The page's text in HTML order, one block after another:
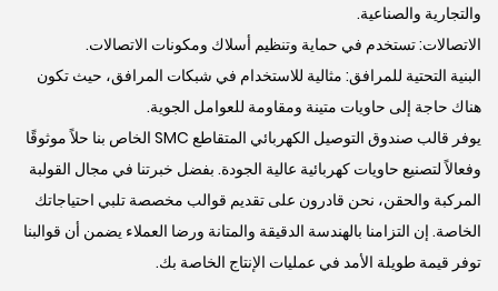
والتجارية والصناعية.
الاتصالات: تستخدم في حماية وتنظيم أسلاك ومكونات الاتصالات.
البنية التحتية للمرافق: مثالية للاستخدام في شبكات المرافق، حيث تكون
هناك حاجة إلى حاويات متينة ومقاومة للعوامل الجوية.
يوفر قالب صندوق التوصيل الكهربائي المتقاطع SMC الخاص بنا حلاً موثوقًا
وفعالاً لتصنيع حاويات كهربائية عالية الجودة. بفضل خبرتنا في مجال القولبة
المركبة والحقن، نحن قادرون على تقديم قوالب مخصصة تلبي احتياجاتك
الخاصة. إن التزامنا بالهندسة الدقيقة والمتانة ورضا العملاء يضمن أن قوالبنا
توفر قيمة طويلة الأمد في عمليات الإنتاج الخاصة بك.